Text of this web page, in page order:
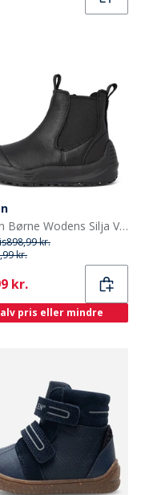
Woden Børne Wodens Silja Varme Læderstøvler 020 Black
898,99 kr.
kr.
kr.
pris eller mindre